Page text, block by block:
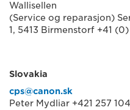
Wallisellen
(Service og reparasjon)
1, 5413 Birmenstorf +41
Slovakia
cps@canon.sk
Peter Mydliar +421 257 104